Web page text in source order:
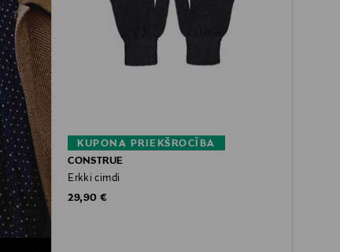
KUPONA PRIEKŠROCĪBA
CONSTRUE
Erkki cimdi
Original Price
29,90 €